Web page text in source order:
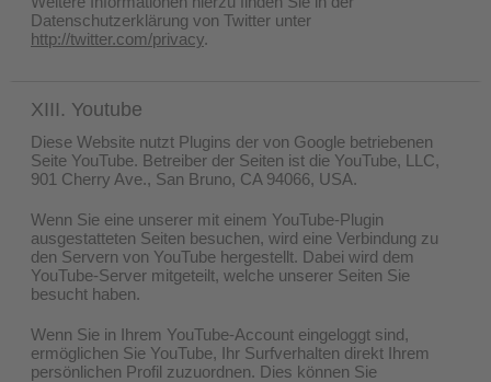
Datenschutzerklärung von Twitter unter
http://twitter.com/privacy.
XIII. Youtube
Diese Website nutzt Plugins der von Google betriebenen
Seite YouTube. Betreiber der Seiten ist die YouTube, LLC,
901 Cherry Ave., San Bruno, CA 94066, USA.
Wenn Sie eine unserer mit einem YouTube-Plugin
ausgestatteten Seiten besuchen, wird eine Verbindung zu
den Servern von YouTube hergestellt. Dabei wird dem
YouTube-Server mitgeteilt, welche unserer Seiten Sie
besucht haben.
Wenn Sie in Ihrem YouTube-Account eingeloggt sind,
ermöglichen Sie YouTube, Ihr Surfverhalten direkt Ihrem
persönlichen Profil zuzuordnen. Dies können Sie